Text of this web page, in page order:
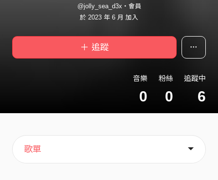
@jolly_sea_d3x・會員
於 2023 年 6 月 加入
＋ 追蹤
音樂
0
粉絲
0
追蹤中
6
主頁
歌單
關於